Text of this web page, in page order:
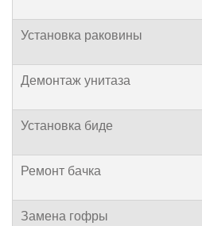
Установка раковины
Демонтаж унитаза
Установка биде
Ремонт бачка
Замена гофры